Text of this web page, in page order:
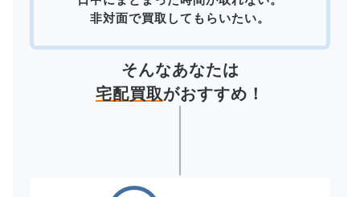
非対面で買取してもらいたい。
そんなあなたは
宅配買取がおすすめ！